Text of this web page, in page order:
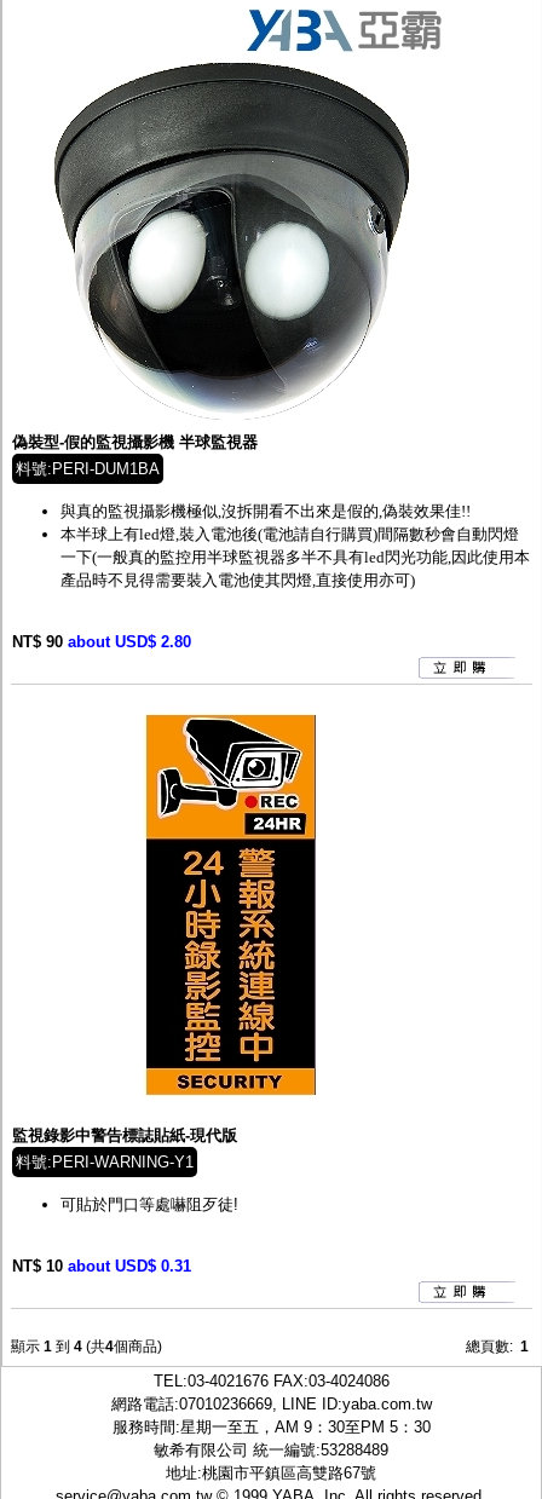
偽裝型-假的監視攝影機 半球監視器
料號:PERI-DUM1BA
與真的監視攝影機極似,沒拆開看不出來是假的,偽裝效果佳!!
本半球上有led燈,裝入電池後(電池請自行購買)間隔數秒會自動閃燈
一下(一般真的監控用半球監視器多半不具有led閃光功能,因此使用本
產品時不見得需要裝入電池使其閃燈,直接使用亦可)
NT$ 90 about USD$ 2.80
監視錄影中警告標誌貼紙-現代版
料號:PERI-WARNING-Y1
可貼於門口等處嚇阻歹徒!
NT$ 10 about USD$ 0.31
顯示 1 到 4 (共4個商品) 總頁數: 1
TEL:03-4021676FAX:03-4024086
網路電話:07010236669, LINE ID:yaba.com.tw
服務時間:星期一至五，AM 9：30至PM 5：30
敏希有限公司 統一編號:53288489
地址:桃園市平鎮區高雙路67號